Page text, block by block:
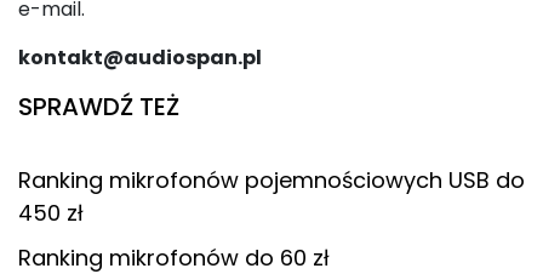
e-mail.
kontakt@audiospan.pl
SPRAWDŹ TEŻ
Ranking mikrofonów pojemnościowych USB do
450 zł
Ranking mikrofonów do 60 zł